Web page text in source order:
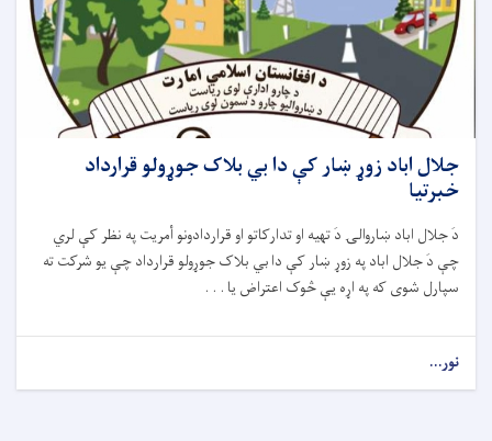
جلال اباد زوړ ښار کې دا بي بلاک جوړولو قرارداد
خبرتیا
دَ جلال اباد ښاروالۍ دَ تهيه او تدارکاتو او قراردادونو أمريت په نظر کې لري
چې دَ جلال اباد په زوړ ښار کې دا بي بلاک جوړولو قرارداد چې يو شرکت ته
سپارل شوى که په اړه يې څوک اعتراض يا . . .
نور...